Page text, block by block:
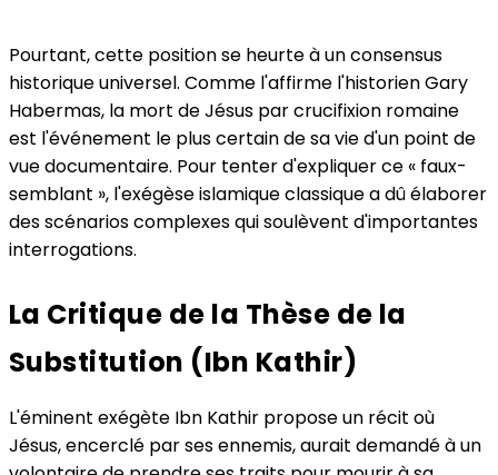
Pourtant, cette position se heurte à un consensus
historique universel. Comme l'affirme l'historien Gary
Habermas, la mort de Jésus par crucifixion romaine
est l'événement le plus certain de sa vie d'un point de
vue documentaire. Pour tenter d'expliquer ce « faux-
semblant », l'exégèse islamique classique a dû élaborer
des scénarios complexes qui soulèvent d'importantes
interrogations.
La Critique de la Thèse de la
Substitution (Ibn Kathir)
L'éminent exégète Ibn Kathir propose un récit où
Jésus, encerclé par ses ennemis, aurait demandé à un